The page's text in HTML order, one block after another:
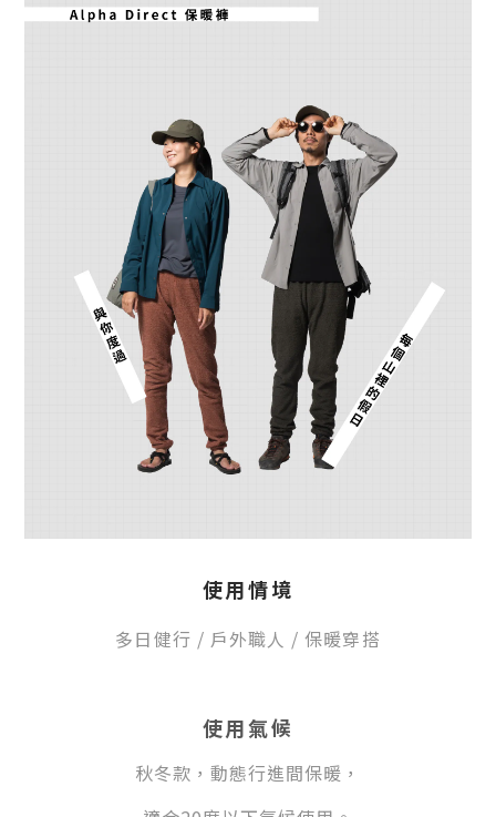
使用情境
多日健行 / 戶外職人 / 保暖穿搭
使用氣候
秋冬款，動態行進間保暖，